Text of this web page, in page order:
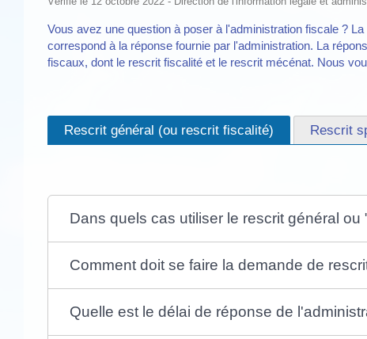
Vous avez une question à poser à l'administration fiscale ?
correspond à la réponse fournie par l'administration. La
fiscaux, dont le rescrit fiscalité et le rescrit mécénat. Nous
Rescrit général (ou rescrit fiscalité) Rescrit
Dans quels cas utiliser le rescrit général ou
Comment doit se faire la demande de
Quelle est le délai de réponse de